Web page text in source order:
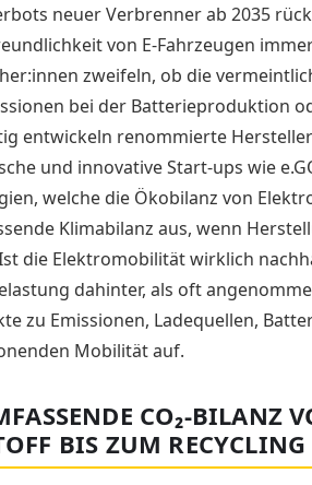
neuer Verbrenner ab 2035
von E-Fahrzeugen
zweifeln, ob die
bei der Batterieproduktion
entwickeln renommierte
und innovative Start-ups wie
welche die Ökobilanz von
Klimabilanz aus, wenn
die Elektromobilität wirklich
dahinter, als oft
zu Emissionen, Ladequellen,
Mobilität auf.
CO₂-BILANZ
BIS ZUM RECYCLING